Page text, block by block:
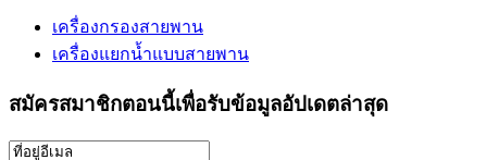
เครื่องกรองสายพาน
เครื่องแยกน้ำแบบสายพาน
สมัครสมาชิกตอนนี้เพื่อรับข้อมูลอัปเดตล่าสุด